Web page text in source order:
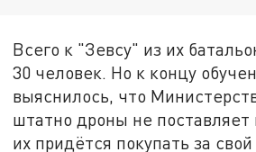
Всего к "Зевсу" из их
30 человек. Но к концу
выяснилось, что
штатно дроны не поставляет
их придётся покупать за